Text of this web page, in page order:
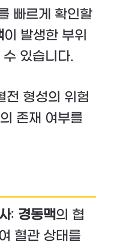
빠르게 확인할
이 발생한 부위
있습니다.
전 형성의 위험
존재 여부를
: 경동맥의 협
혈관 상태를